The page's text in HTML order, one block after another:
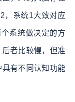
，系统1大致对应
系统做决定的方
者比较慢，但准
有不同认知功能